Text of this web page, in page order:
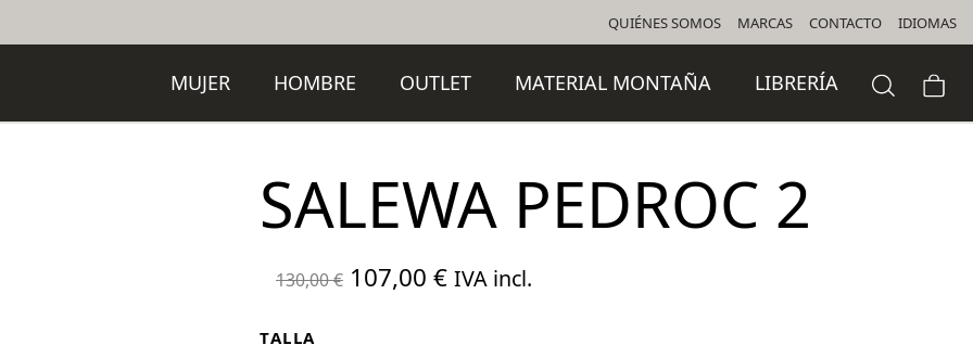
QUIÉNES SOMOS MARCAS CONTACTO IDIOMAS
MUJER HOMBRE OUTLET MATERIAL MONTAÑA LIBRERÍA
SALEWA PEDROC 2
130,00€ El
107,00 €El
IVA incl.
TALLA